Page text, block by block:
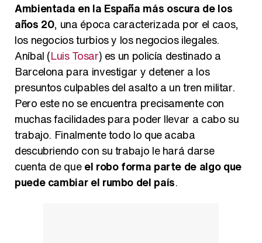
Ambientada en la España más oscura de los
años 20, una época caracterizada por el caos,
los negocios turbios y los negocios ilegales.
Aníbal (Luis Tosar) es un policía destinado a
Barcelona para investigar y detener a los
presuntos culpables del asalto a un tren militar.
Pero este no se encuentra precisamente con
muchas facilidades para poder llevar a cabo su
trabajo. Finalmente todo lo que acaba
descubriendo con su trabajo le hará darse
cuenta de queel robo forma parte de algo que
puede cambiar el rumbo del país.